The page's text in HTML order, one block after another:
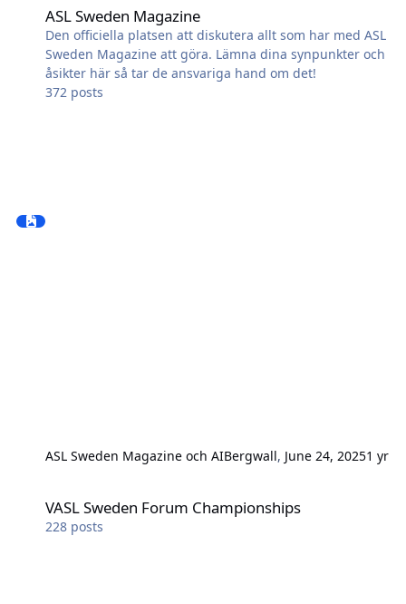
ASL Sweden Magazine
Den officiella platsen att diskutera allt som har med ASL
Sweden Magazine att göra. Lämna dina synpunkter och
åsikter här så tar de ansvariga hand om det!
372 posts
ASL Sweden Magazine och AIBergwall, June 24, 20251 yr
VASL Sweden Forum Championships
228 posts